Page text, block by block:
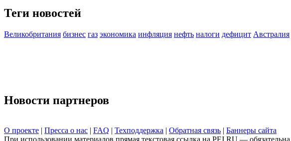
Теги новостей
Великобритания бизнес газ экономика инфляция нефть налоги дефицит Австралия
Новости партнеров
О проекте | Пресса о нас | FAQ | Техподдержка | Обратная связь | Баннеры сайта
При использовании материалов прямая текстовая ссылка на PFJ.RU — обязательна.